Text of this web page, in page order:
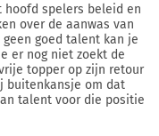
hoofd spelers beleid en
over de aanwas van
goed talent kan je
er nog niet zoekt de
topper op zijn retour
buitenkansje om dat
talent voor die positie